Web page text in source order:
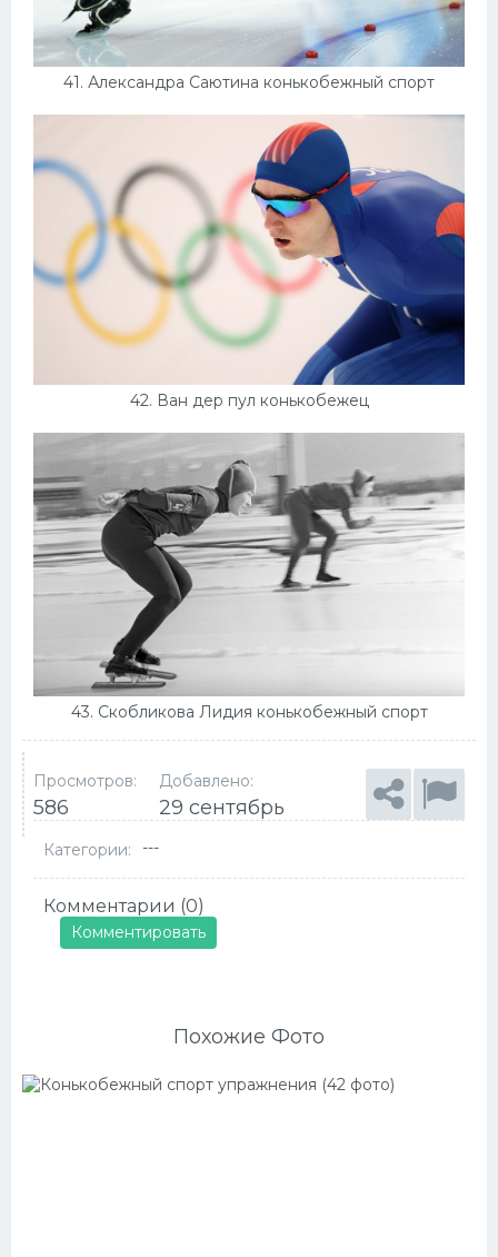
41. Александра Саютина конькобежный спорт
42. Ван дер пул конькобежец
43. Скобликова Лидия конькобежный спорт
Просмотров:
586
Добавлено:
29 сентябрь
Категории: ---
Комментарии (0)
Комментировать
Похожие Фото